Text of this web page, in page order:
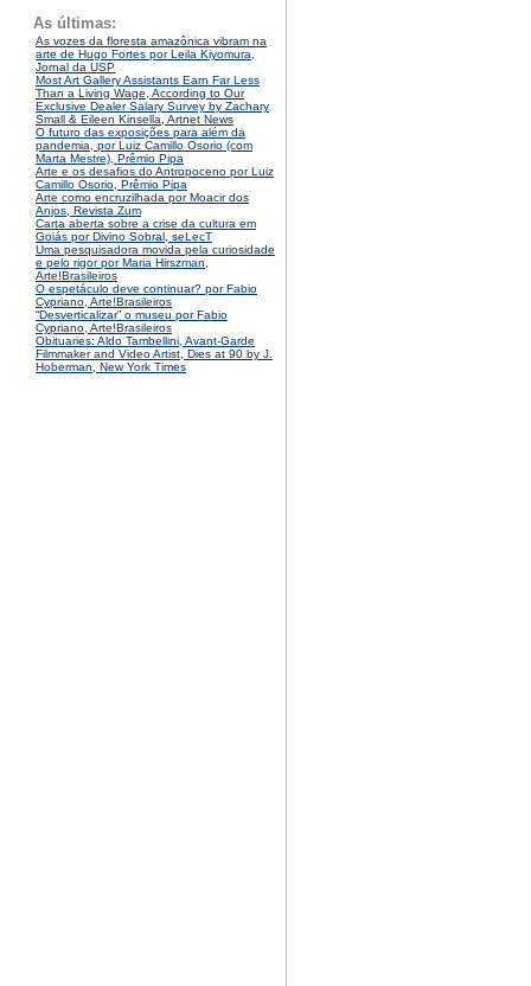
As últimas:
As vozes da floresta amazônica vibram na
arte de Hugo Fortes por Leila Kiyomura,
Jornal da USP
Most Art Gallery Assistants Earn Far Less
Than a Living Wage, According to Our
Exclusive Dealer Salary Survey by Zachary
Small & Eileen Kinsella, Artnet News
O futuro das exposições para além da
pandemia, por Luiz Camillo Osorio (com
Marta Mestre), Prêmio Pipa
Arte e os desafios do Antropoceno por Luiz
Camillo Osorio, Prêmio Pipa
Arte como encruzilhada por Moacir dos
Anjos, Revista Zum
Carta aberta sobre a crise da cultura em
Goiás por Divino Sobral, seLecT
Uma pesquisadora movida pela curiosidade
e pelo rigor por Maria Hirszman,
Arte!Brasileiros
O espetáculo deve continuar? por Fabio
Cypriano, Arte!Brasileiros
“Desverticalizar” o museu por Fabio
Cypriano, Arte!Brasileiros
Obituaries: Aldo Tambellini, Avant-Garde
Filmmaker and Video Artist, Dies at 90 by J.
Hoberman, New York Times